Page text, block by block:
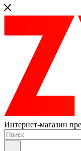
Интернет-магазин